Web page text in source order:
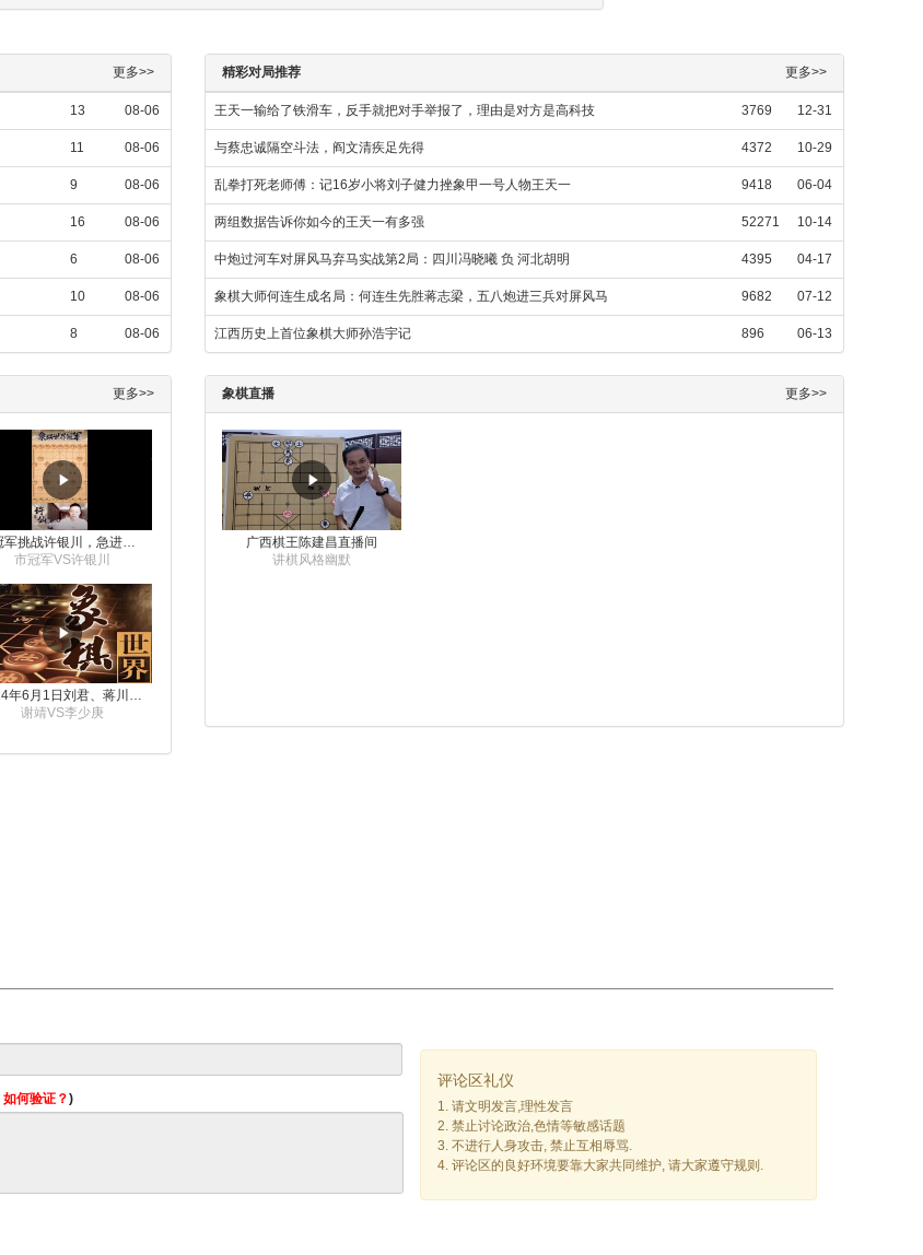
更多>>
13 08-06
11 08-06
9 08-06
16 08-06
6 08-06
10 08-06
8 08-06
精彩对局推荐 更多>>
王天一输给了铁滑车，反手就把对手举报了，理由是对方是高科技 3769 12-31
与蔡忠诚隔空斗法，阎文清疾足先得 4372 10-29
乱拳打死老师傅：记16岁小将刘子健力挫象甲一号人物王天一 9418 06-04
两组数据告诉你如今的王天一有多强 52271 10-14
中炮过河车对屏风马弃马实战第2局：四川冯晓曦 负 河北胡明 4395 04-17
象棋大师何连生成名局：何连生先胜蒋志梁，五八炮进三兵对屏风马 9682 07-12
江西历史上首位象棋大师孙浩宇记 896 06-13
更多>>
市冠军VS许银川
2024年6月1日刘君、蒋川讲解第三届上海杯象棋大师赛谢靖与李少庚的对局
谢靖VS李少庚
象棋直播 更多>>
广西棋王陈建昌直播间
讲棋风格幽默
如何验证？)
评论区礼仪
1. 请文明发言,理性发言
2. 禁止讨论政治,色情等敏感话题
3. 不进行人身攻击, 禁止互相辱骂.
4. 评论区的良好环境要靠大家共同维护, 请大家遵守规则.